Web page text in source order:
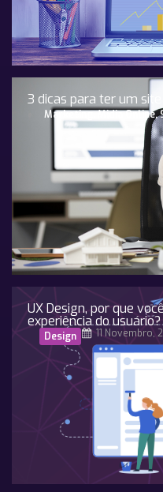
3 dicas para ter um
Marketing,Midia Online,
UX Design, por que
experiência do usuário?
Design 11 Novembro,